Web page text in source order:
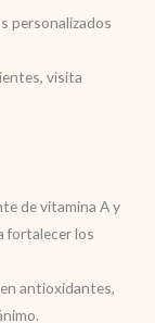
personalizados
visita
de vitamina A y
fortalecer los
antioxidantes,